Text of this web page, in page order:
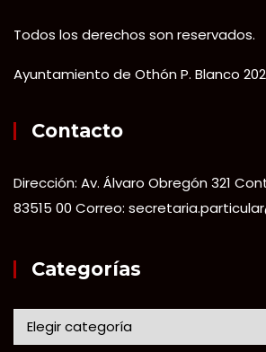
Todos los derechos son reservados.
Ayuntamiento de Othón P. Blanco
Contacto
Dirección: Av. Álvaro Obregón 321
83515 00 Correo:
Categorías